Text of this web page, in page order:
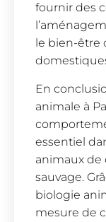
fournir des
le bien-être
En
animale à
essentiel
animaux de
sauvage.
biologie
mesure de